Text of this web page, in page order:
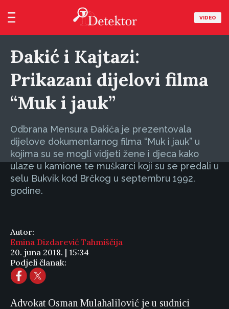
VIDEO
Đakić i Kajtazi:
Prikazani dijelovi filma
“Muk i jauk”
Odbrana Mensura Đakića je prezentovala
dijelove dokumentarnog filma “Muk i jauk” u
kojima su se mogli vidjeti žene i djeca kako
ulaze u kamione te muškarci koji su se predali u
selu Bukvik kod Brčkog u septembru 1992.
godine.
Autor:
Emina Dizdarević Tahmiščija
20. juna 2018. | 15:34
Podjeli članak:
Advokat Osman Mulahalilović je u sudnici